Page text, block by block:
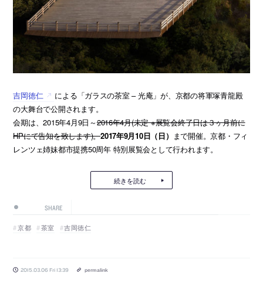
吉岡徳仁
による「ガラスの茶室 – 光庵」が、京都の将軍塚青龍殿
の大舞台で公開されます。
会期は、2015年4月9日～2016年4月(未定 ※展覧会終了日は３ヶ月前に
HPにて告知を致します)。2017年9月10日（日） まで開催。京都・フィ
レンツェ姉妹都市提携50周年 特別展覧会として行われます。
続きを読む
SHARE
京都 茶室 吉岡徳仁
2015.03.06 Fri 13:39 permalink